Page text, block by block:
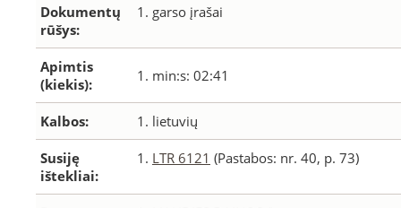
Dokumentų
rūšys:
1. garso įrašai
Apimtis
(kiekis):
1. min:s: 02:41
Kalbos: 1. lietuvių
Susiję
ištekliai:
1. LTR 6121 (Pastabos: nr. 40, p. 73)